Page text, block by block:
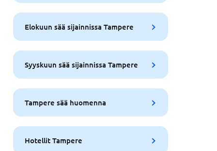
Elokuun sää sijainnissa Tampere
Syyskuun sää sijainnissa Tampere
Tampere sää huomenna
Hotellit Tampere